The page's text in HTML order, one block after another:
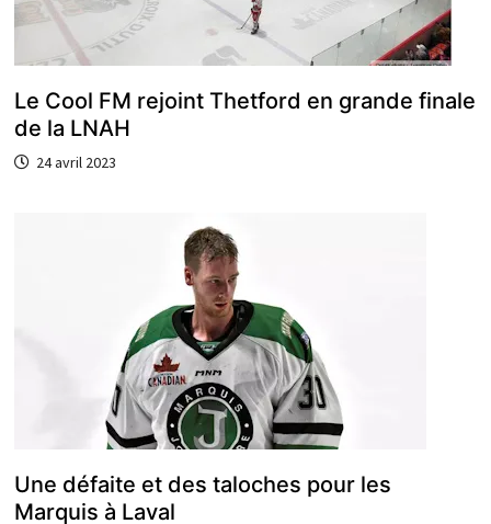
Le Cool FM rejoint Thetford en grande finale
de la LNAH
24 avril 2023
Une défaite et des taloches pour les
Marquis à Laval